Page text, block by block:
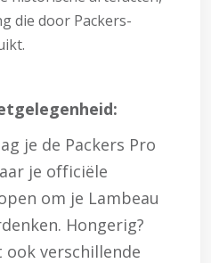
die door Packers-
je de Packers Pro
je officiële
om je Lambeau
Hongerig?
ook verschillende